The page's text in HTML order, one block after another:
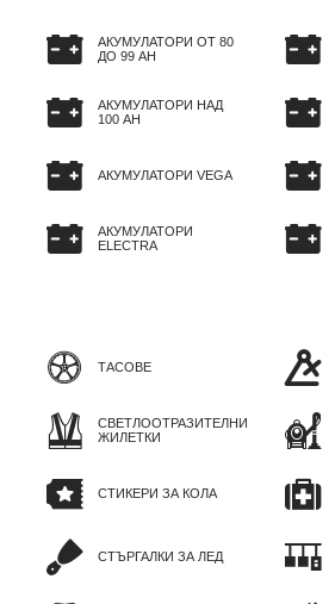
АКУМУЛАТОРИ ОТ 80
ДО 99 AH
АКУМУЛАТОРИ НАД
100 AH
АКУМУЛАТОРИ VEGA
АКУМУЛАТОРИ
ELECTRA
ТАСОВЕ
СВЕТЛООТРАЗИТЕЛНИ
ЖИЛЕТКИ
СТИКЕРИ ЗА КОЛА
СТЪРГАЛКИ ЗА ЛЕД